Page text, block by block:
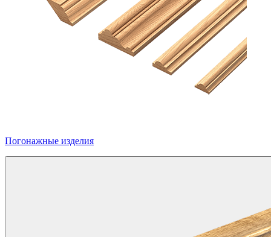
Погонажные изделия